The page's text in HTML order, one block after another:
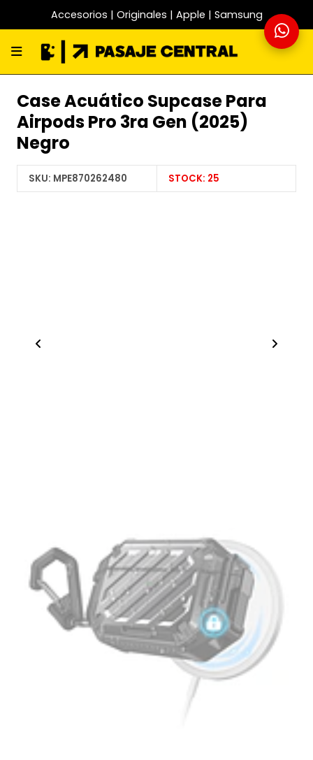
Accesorios | Originales | Apple | Samsung
Case Acuático Supcase Para
Airpods Pro 3ra Gen (2025)
Negro
SKU: MPE870262480 STOCK: 25